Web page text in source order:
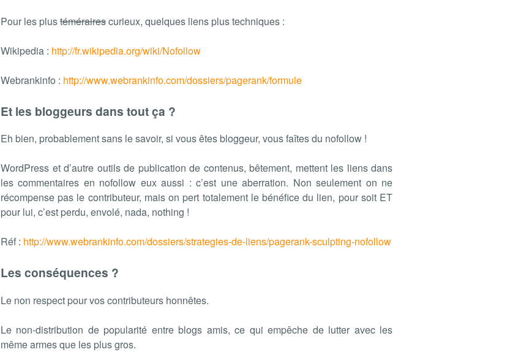
Pour les plustémérairescurieux, quelques liens plus techniques :
Wikipedia : http://fr.wikipedia.org/wiki/Nofollow
Webrankinfo : http://www.webrankinfo.com/dossiers/pagerank/formule
Et les bloggeurs dans tout ça ?
Eh bien, probablement sans le savoir, si vous êtes bloggeur, vous faîtes du nofollow !
WordPress et d’autre outils de publication de contenus, bêtement, mettent les liens dans
les commentaires en nofollow eux aussi : c’est une aberration. Non seulement on ne
récompense pas le contributeur, mais on pert totalement le bénéfice du lien, pour soit ET
pour lui, c’est perdu, envolé, nada, nothing !
Réf : http://www.webrankinfo.com/dossiers/strategies-de-liens/pagerank-sculpting-nofollow
Les conséquences ?
Le non respect pour vos contributeurs honnêtes.
Le non-distribution de popularité entre blogs amis, ce qui empêche de lutter avec les
même armes que les plus gros.